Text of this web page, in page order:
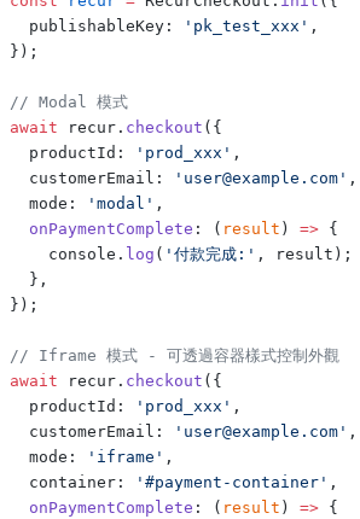
  publishableKey:
'pk_test_xxx' ,
});
// Modal 模式
await recur. checkout ({
  productId:
'prod_xxx' ,
  customerEmail:
'user@example.com' ,
  mode:
'modal' ,
  onPaymentComplete
: ( result ) => {
    console.
log ( '付款完成:' , result);
  },
});
// Iframe 模式 - 可透過容器樣式控制外觀
await recur. checkout ({
  productId:
'prod_xxx' ,
  customerEmail:
'user@example.com' ,
  mode:
'iframe' ,
  container:
'#payment-container' ,
  onPaymentComplete
: ( result ) => {